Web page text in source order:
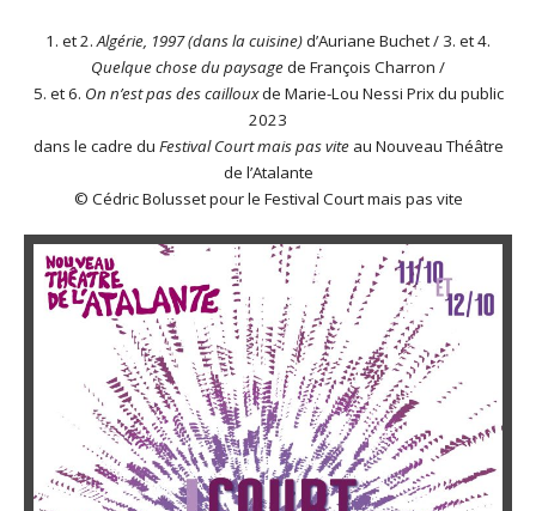
1. et 2.Algérie, 1997 (dans la cuisine)d’Auriane Buchet / 3. et 4.
Quelque chose du paysagede François Charron /
5. et 6. On n’est pas des caillouxde Marie-Lou Nessi Prix du public
2023
dans le cadre du Festival Court mais pas viteau Nouveau Théâtre
de l’Atalante
© Cédric Bolusset pour le Festival Court mais pas vite